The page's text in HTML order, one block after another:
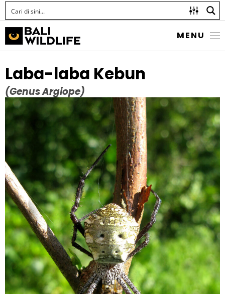
MENU
Laba-laba Kebun
(Genus Argiope)